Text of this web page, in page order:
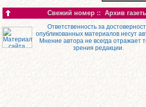
Свежий номер :: Архив
Ответственность за
опубликованных материалов несут
Мнение автора не всегда отражает
зрения редакции.